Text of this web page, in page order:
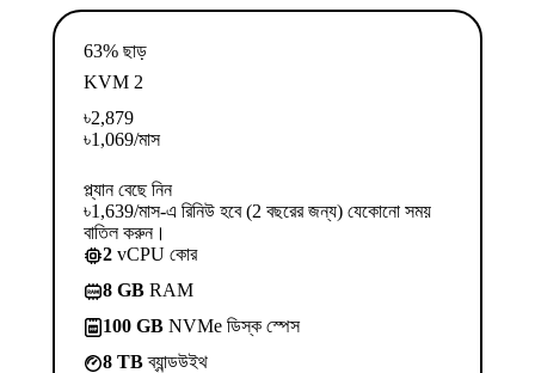
63% ছাড়
KVM 2
৳2,879
৳1,069/মাস
প্ল্যান বেছে নিন
৳1,639/মাস-এ রিনিউ হবে (2 বছরের জন্য) যেকোনো সময়
বাতিল করুন।
2 vCPU কোর
8 GB RAM
100 GB NVMe ডিস্ক স্পেস
8 TBব্যান্ডউইথ